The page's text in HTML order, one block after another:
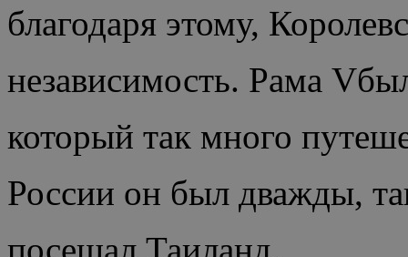
благодаря этому,
независимость. Рама
который так много
России он был дважды,
посещал Таиланд.